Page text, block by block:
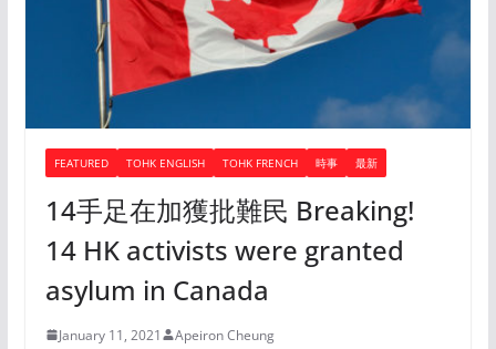
FEATURED TOHK ENGLISH TOHK FRENCH 時事 最新
14手足在加獲批難民 Breaking!
14 HK activists were granted
asylum in Canada
January 11, 2021 Apeiron Cheung